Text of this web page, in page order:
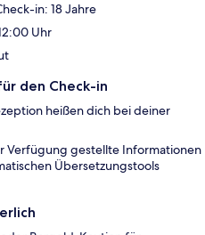
in: 18 Jahre
Uhr
den Check-in
heißen dich bei deiner
Verfügung gestellte Informationen
Übersetzungstools